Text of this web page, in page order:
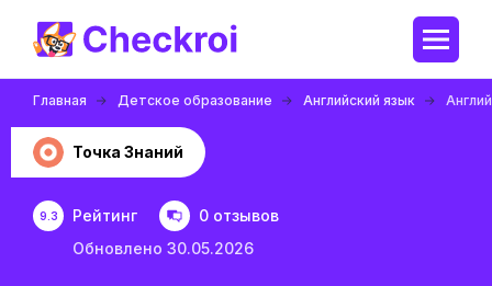
Главная Детское образование Английский язык
Точка Знаний
9.3 Рейтинг
0 отзывов
Обновлено 30.05.2026